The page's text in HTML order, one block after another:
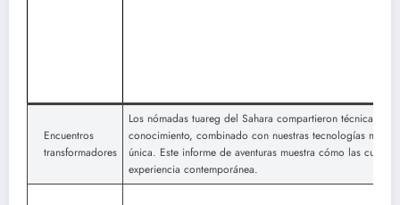
Encuentros
transformadores
Los nómadas tuareg del Sahara compartieron técnicas de
conocimiento, combinado con nuestras tecnologías
única. Este informe de aventuras muestra cómo las
experiencia contemporánea.